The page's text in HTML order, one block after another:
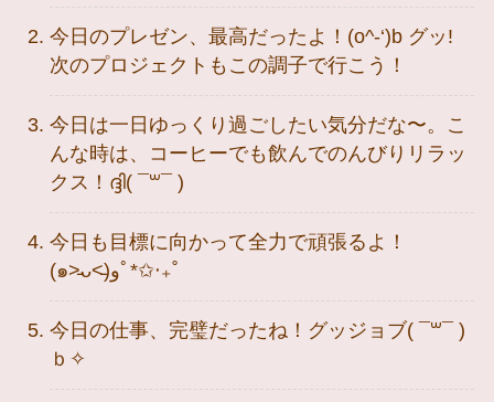
今日のプレゼン、最高だったよ！(o^-‘)b グッ!
次のプロジェクトもこの調子で行こう！
今日は一日ゆっくり過ごしたい気分だな〜。こ
んな時は、コーヒーでも飲んでのんびりリラッ
クス！ദ്ദി( ¯꒳¯ )
今日も目標に向かって全力で頑張るよ！
(๑˃̵ᴗ˂̵)وﾟ*✩‧₊˚
今日の仕事、完璧だったね！グッジョブ( ¯꒳¯ )
ｂ✧